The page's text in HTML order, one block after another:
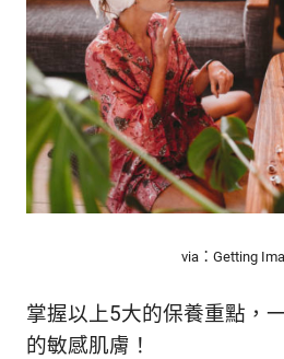
via：Getting
掌握以上5大的保養重點，
的敏感肌膚！